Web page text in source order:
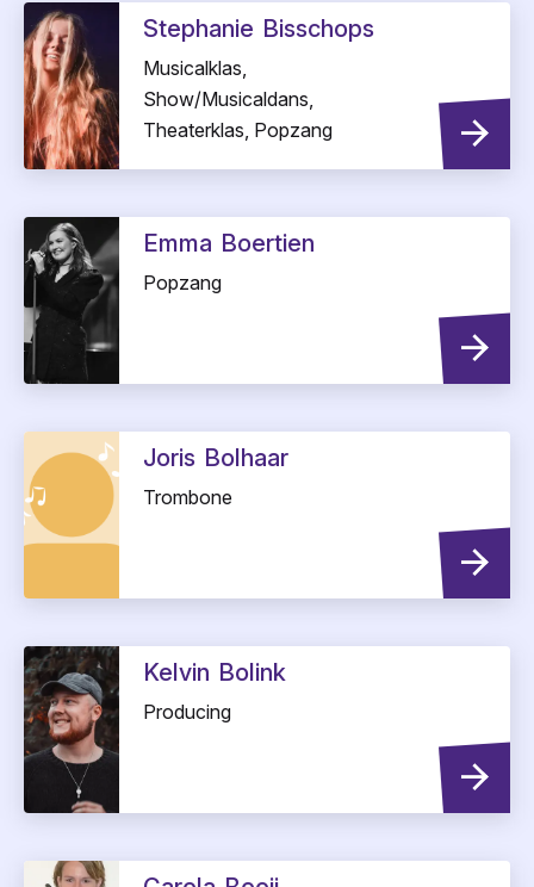
Stephanie Bisschops
Musicalklas,
Show/Musicaldans,
Theaterklas, Popzang
Emma Boertien
Popzang
Joris Bolhaar
Trombone
Kelvin Bolink
Producing